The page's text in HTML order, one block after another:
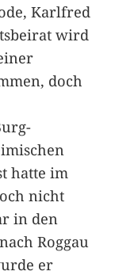
Karlfred
wird
doch
hatte im
nicht
in den
Roggau
er